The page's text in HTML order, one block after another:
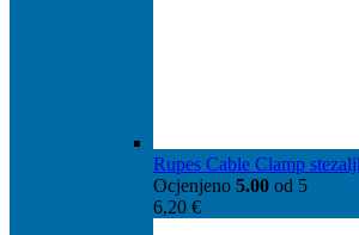
Rupes Cable Clamp
Ocjenjeno 5.00 od 5
6,20 €